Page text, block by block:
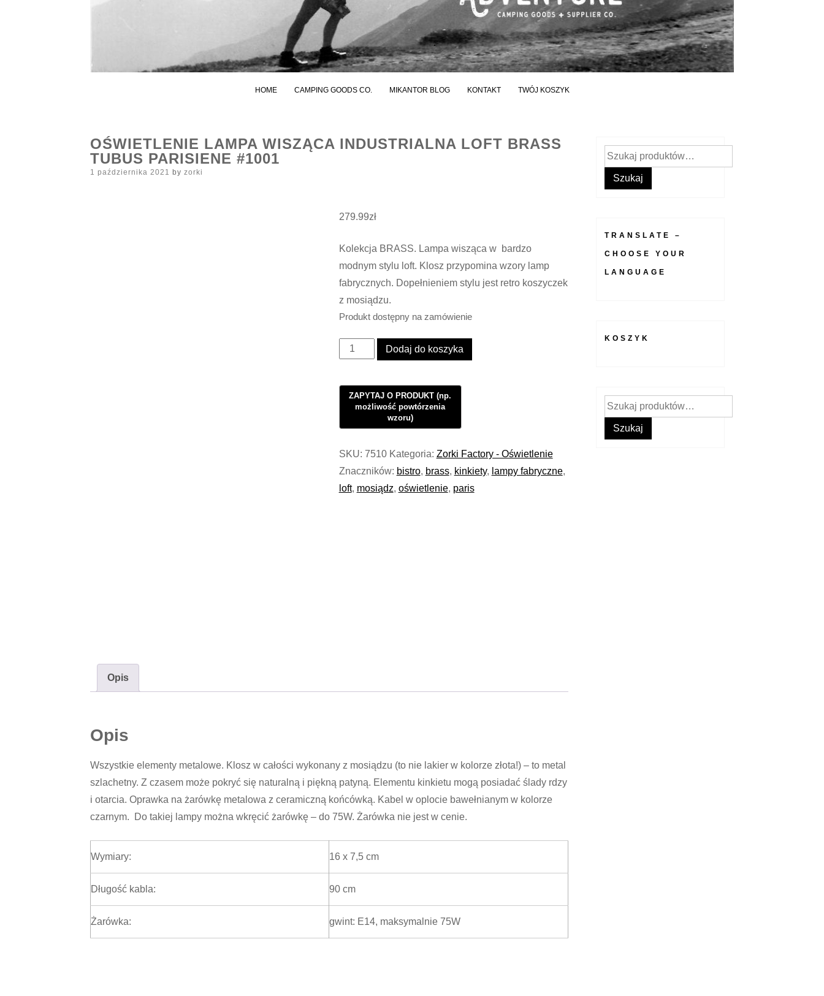
HOME CAMPING GOODS CO. MIKANTOR BLOG KONTAKT TWÓJ KOSZYK
OŚWIETLENIE LAMPA WISZĄCA INDUSTRIALNA LOFT BRASS
TUBUS PARISIENE #1001
Posted
1 października 2021 by zorki
279.99zł
Kolekcja BRASS. Lampa wisząca w bardzo
modnym stylu loft. Klosz przypomina wzory lamp
fabrycznych. Dopełnieniem stylu jest retro koszyczek
z mosiądzu.
Produkt dostępny na zamówienie
ilość
Oświetlenie
wisząca
Industrialna
Loft
BRASS
Tubus
Parisiene
Dodaj do koszyka
SKU: 7510 Kategoria: Zorki Factory - Oświetlenie
Znaczników: bistro, brass, kinkiety, lampy fabryczne,
loft, mosiądz, oświetlenie, paris
Opis
Opis
Wszystkie elementy metalowe. Klosz w całości wykonany z mosiądzu (to nie lakier w kolorze złota!) – to metal
szlachetny. Z czasem może pokryć się naturalną i piękną patyną. Elementu kinkietu mogą posiadać ślady rdzy
i otarcia. Oprawka na żarówkę metalowa z ceramiczną końcówką. Kabel w oplocie bawełnianym w kolorze
czarnym. Do takiej lampy można wkręcić żarówkę – do 75W. Żarówka nie jest w cenie.
Wymiary: 16 x 7,5 cm
Długość kabla: 90 cm
Żarówka: gwint: E14, maksymalnie 75W
Szukaj:
Szukaj
TRANSLATE –
CHOOSE YOUR
LANGUAGE
KOSZYK
Szukaj:
Szukaj